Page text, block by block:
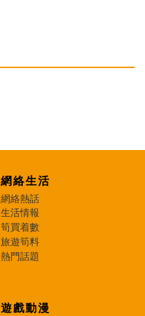
網絡生活
網絡熱話
生活情報
筍買着數
旅遊筍料
熱門話題
遊戲動漫